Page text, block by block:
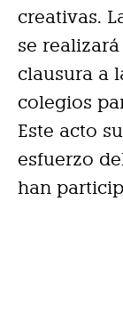
creativas.
se
clausura a
colegios
Este acto
esfuerzo
han